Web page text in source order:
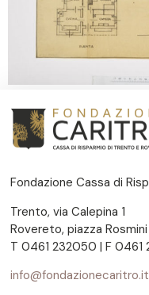
Fondazione Cassa di
Trento, via Calepina 1
Rovereto, piazza
T 0461 232050 | F 0461
info@fondazionecaritro.it